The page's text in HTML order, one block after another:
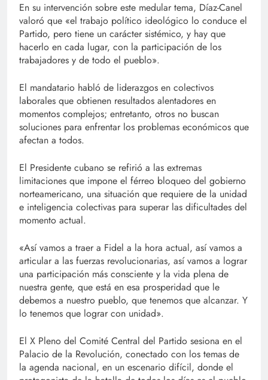
En su intervención sobre este medular tema, Díaz-Canel
valoró que «el trabajo político ideológico lo conduce el
Partido, pero tiene un carácter sistémico, y hay que
hacerlo en cada lugar, con la participación de los
trabajadores y de todo el pueblo».
El mandatario habló de liderazgos en colectivos
laborales que obtienen resultados alentadores en
momentos complejos; entretanto, otros no buscan
soluciones para enfrentar los problemas económicos que
afectan a todos.
El Presidente cubano se refirió a las extremas
limitaciones que impone el férreo bloqueo del gobierno
norteamericano, una situación que requiere de la unidad
e inteligencia colectivas para superar las dificultades del
momento actual.
«Así vamos a traer a Fidel a la hora actual, así vamos a
articular a las fuerzas revolucionarias, así vamos a lograr
una participación más consciente y la vida plena de
nuestra gente, que está en esa prosperidad que le
debemos a nuestro pueblo, que tenemos que alcanzar. Y
lo tenemos que lograr con unidad».
El X Pleno del Comité Central del Partido sesiona en el
Palacio de la Revolución, conectado con los temas de
la agenda nacional, en un escenario difícil, donde el